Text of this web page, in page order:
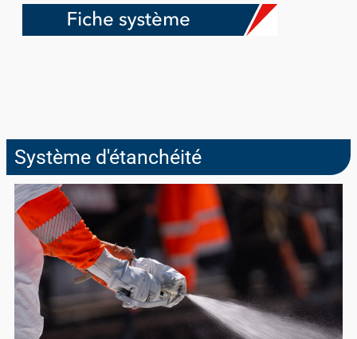
Système d'étanchéité